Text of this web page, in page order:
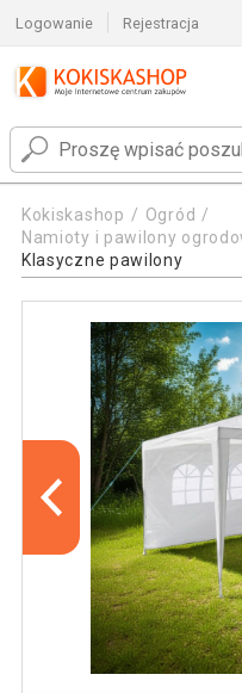
Logowanie Rejestracja
Kokiskashop
Ogród
Namioty i pawilony
Klasyczne pawilony